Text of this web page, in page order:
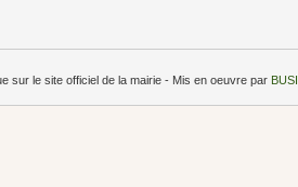
sur le site officiel de la mairie - Mis en oeuvre par